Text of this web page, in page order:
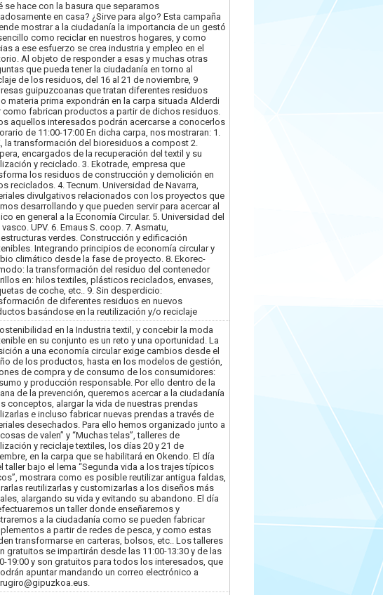
se hace con la basura que separamos
en casa? ¿Sirve para algo? Esta campaña
mostrar a la ciudadanía la importancia de un gestó
como reciclar en nuestros hogares, y como
a ese esfuerzo se crea industria y empleo en el
Al objeto de responder a esas y muchas otras
que pueda tener la ciudadanía en torno al
de los residuos, del 16 al 21 de noviembre, 9
guipuzcoanas que tratan diferentes residuos
materia prima expondrán en la carpa situada Alderdi
como fabrican productos a partir de dichos residuos.
aquellos interesados podrán acercarse a conocerlos
de 11:00-17:00 En dicha carpa, nos mostraran: 1.
la transformación del bioresiduos a compost 2.
encargados de la recuperación del textil y su
y reciclado. 3. Ekotrade, empresa que
los residuos de construcción y demolición en
reciclados. 4. Tecnum. Universidad de Navarra,
divulgativos relacionados con los proyectos que
desarrollando y que pueden servir para acercar al
en general a la Economía Circular. 5. Universidad del
UPV. 6. Emaus S. coop. 7. Asmatu,
verdes. Construcción y edificación
Integrando principios de economía circular y
climático desde la fase de proyecto. 8. Ekorec-
la transformación del residuo del contenedor
en: hilos textiles, plásticos reciclados, envases,
de coche, etc.. 9. Sin desperdicio:
de diferentes residuos en nuevos
basándose en la reutilización y/o reciclaje
en la Industria textil, y concebir la moda
en su conjunto es un reto y una oportunidad. La
a una economía circular exige cambios desde el
de los productos, hasta en los modelos de gestión,
de compra y de consumo de los consumidores:
y producción responsable. Por ello dentro de la
de la prevención, queremos acercar a la ciudadanía
conceptos, alargar la vida de nuestras prendas
e incluso fabricar nuevas prendas a través de
desechados. Para ello hemos organizado junto a
de valen” y “Muchas telas”, talleres de
y reciclaje textiles, los días 20 y 21 de
en la carpa que se habilitará en Okendo. El día
taller bajo el lema “Segunda vida a los trajes típicos
mostrara como es posible reutilizar antigua faldas,
reutilizarlas y customizarlas a los diseños más
alargando su vida y evitando su abandono. El día
un taller donde enseñaremos y
a la ciudadanía como se pueden fabricar
a partir de redes de pesca, y como estas
transformarse en carteras, bolsos, etc.. Los talleres
gratuitos se impartirán desde las 11:00-13:30 y de las
19:00 y son gratuitos para todos los interesados, que
apuntar mandando un correo electrónico a